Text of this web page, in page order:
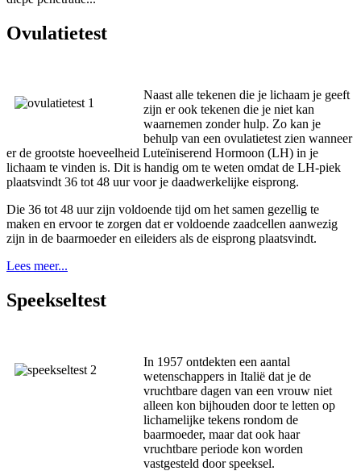
Ovulatietest
Naast alle tekenen die je lichaam je geeft
zijn er ook tekenen die je niet kan
waarnemen zonder hulp. Zo kan je
behulp van een ovulatietest zien wanneer
er de grootste hoeveelheid Luteïniserend Hormoon (LH) in je
lichaam te vinden is. Dit is handig om te weten omdat de LH-piek
plaatsvindt 36 tot 48 uur voor je daadwerkelijke eisprong.
Die 36 tot 48 uur zijn voldoende tijd om het samen gezellig te
maken en ervoor te zorgen dat er voldoende zaadcellen aanwezig
zijn in de baarmoeder en eileiders als de eisprong plaatsvindt.
Lees meer...
Speekseltest
In 1957 ontdekten een aantal
wetenschappers in Italië dat je de
vruchtbare dagen van een vrouw niet
alleen kon bijhouden door te letten op
lichamelijke tekens rondom de
baarmoeder, maar dat ook haar
vruchtbare periode kon worden
vastgesteld door speeksel.